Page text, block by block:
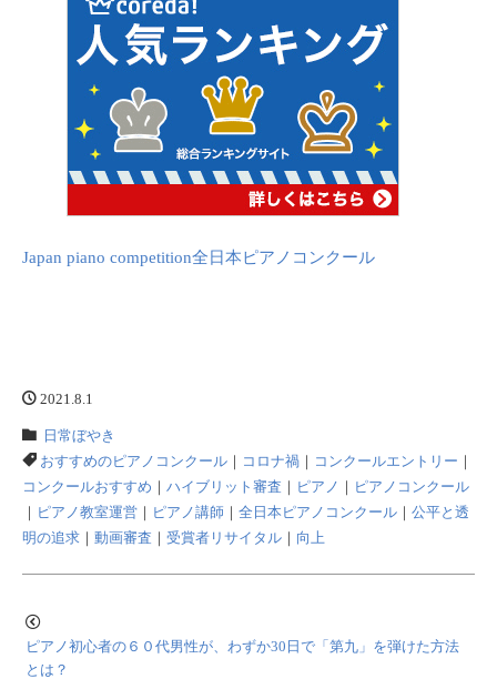
Japan piano competition全日本ピアノコンクール
2021.8.1
日常ぼやき
おすすめのピアノコンクール ｜ コロナ禍 ｜ コンクールエントリー ｜
コンクールおすすめ ｜ ハイブリット審査 ｜ ピアノ ｜ ピアノコンクール
｜ ピアノ教室運営 ｜ ピアノ講師 ｜ 全日本ピアノコンクール ｜ 公平と透
明の追求 ｜ 動画審査 ｜ 受賞者リサイタル ｜ 向上
ピアノ初心者の６０代男性が、わずか30日で「第九」を弾けた方法
とは？